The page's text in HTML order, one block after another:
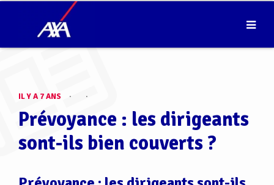
IL Y A 7 ANS · ·
Prévoyance : les dirigeants
sont-ils bien couverts ?